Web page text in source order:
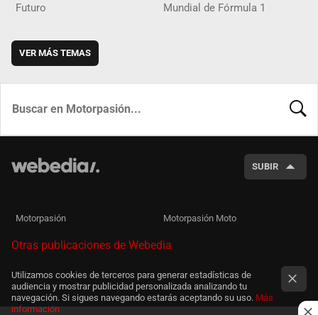
Futuro Mundial de Fórmula 1
VER MÁS TEMAS
SUBIR
Motorpasión Motorpasión Moto
Otras publicaciones de Webedia
Utilizamos cookies de terceros para generar estadísticas de
audiencia y mostrar publicidad personalizada analizando tu
navegación. Si sigues navegando estarás aceptando su uso. Más
información